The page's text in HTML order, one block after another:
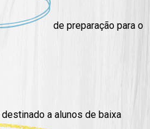
de preparação para o
destinado a alunos de baixa